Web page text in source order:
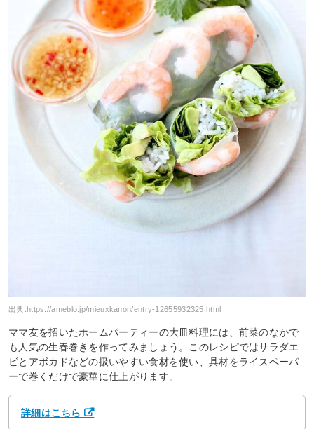
出典:https://ameblo.jp/mieuxkanon/entry-12655932325.html
ママ友を招いたホームパーティーの大皿料理には、前菜のなかで
も人気の生春巻きを作ってみましょう。このレシピではサラダエ
ビとアボカドなどの扱いやすい食材を使い、具材をライスペーパ
ーで巻くだけで豪華に仕上がります。
詳細はこちら